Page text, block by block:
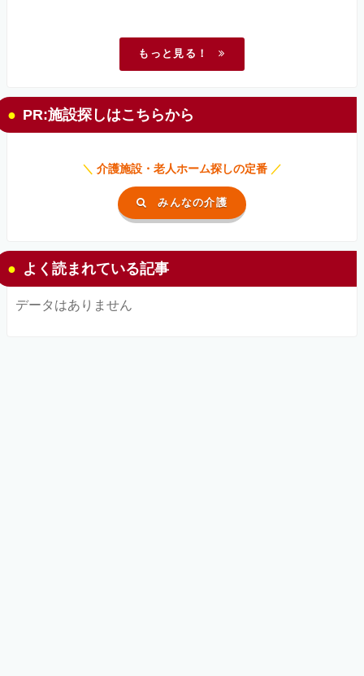
もっと見る！
PR:施設探しはこちらから
＼ 介護施設・老人ホーム探しの定番 ／
みんなの介護
よく読まれている記事
データはありません